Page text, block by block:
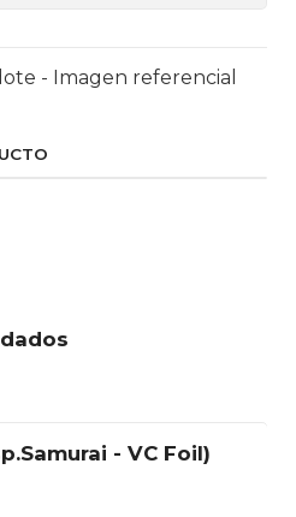
- Imagen referencial
- VC Foil)